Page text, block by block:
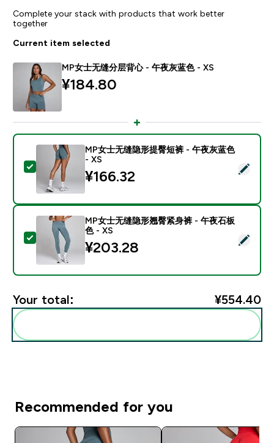
Complete your stack with products that work better
together
Current item selected
MP女士无缝分层背心 - 午夜灰蓝色 - XS
¥184.80‎
Select this product - MP女士无缝隐形提臀短裤 - 午夜
MP女士无缝隐形提臀短裤 - 午夜灰蓝色
- XS
¥166.32‎
Select this product - MP女士无缝隐形翘臀紧身裤 - 午
MP女士无缝隐形翘臀紧身裤 - 午夜石板
色 - XS
¥203.28‎
Your total: ¥554.40‎
Recommended for you